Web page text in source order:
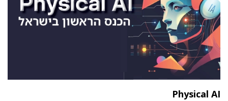
Physical AI